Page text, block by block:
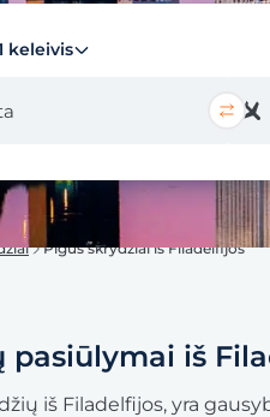
keleivis
Pigūs skrydžiai iš Filadelfijos
pasiūlymai iš
iš Filadelfijos, yra